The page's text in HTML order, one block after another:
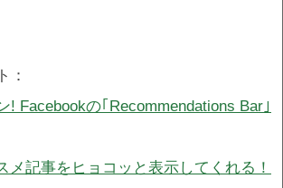
：
! Facebookの｢Recommendations Bar｣
メ記事をヒョコッと表示してくれる！